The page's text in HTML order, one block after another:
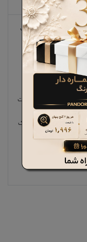
ارگونومی پا و قالب
به کفی چرم
مدت
فشار از پاشنه پا و
می شود. سری محصولات
و چرم طبیعی درجه یک
کلیک کنید.